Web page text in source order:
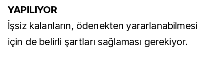
YAPILIYOR
İşsiz kalanların, ödenekten yararlanabilmesi
için de belirli şartları sağlaması gerekiyor.